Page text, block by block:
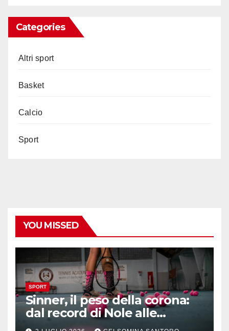
Categories
Altri sport
Basket
Calcio
Sport
YOU MISSED
SPORT
Sinner, il peso della corona:
dal record di Nole alle
maratone di Wimbledon